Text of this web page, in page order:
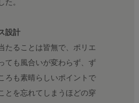
た。
設計
たることは皆無で、ポリエ
ても風合いが変わらず、ず
ろも素晴らしいポイントで
とを忘れてしまうほどの穿